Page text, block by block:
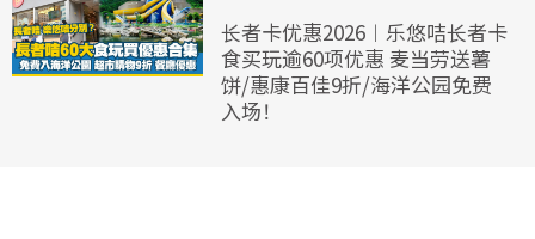
长者卡优惠2026︱乐悠咭长者卡
食买玩逾60项优惠 麦当劳送薯
饼/惠康百佳9折/海洋公园免费
入场！